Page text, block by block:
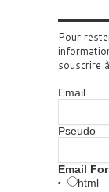
Pour
souscrire
Email
Pseudo
Email
html